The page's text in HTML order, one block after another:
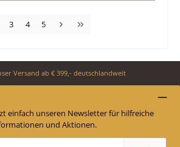
Seite
3 Seite
4 Seite
5
Versand ab € 399,- deutschlandweit
einfach unseren Newsletter für hilfreiche
und Aktionen.